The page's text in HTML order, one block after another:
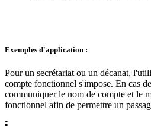
Exemples d'application :
Pour un secrétariat ou un décanat,
compte fonctionnel s'impose. En cas
communiquer le nom de compte et le
fonctionnel afin de permettre un